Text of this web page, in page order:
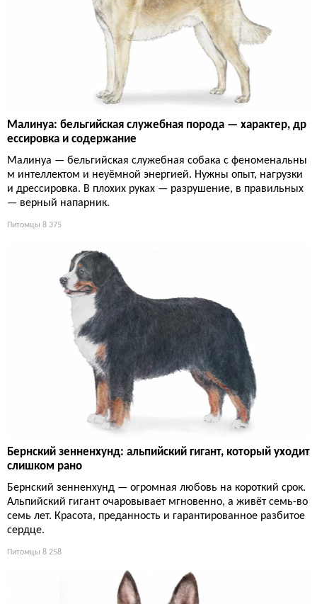
Малинуа: бельгийская служебная порода — характер, др
ессировка и содержание
Малинуа — бельгийская служебная собака с феноменальны
м интеллектом и неуёмной энергией. Нужны опыт, нагрузки
и дрессировка. В плохих руках — разрушение, в правильных
— верный напарник.
Питомцы 8 375
Бернский зенненхунд: альпийский гигант, который уходит
слишком рано
Бернский зенненхунд — огромная любовь на короткий срок.
Альпийский гигант очаровывает мгновенно, а живёт семь-во
семь лет. Красота, преданность и гарантированное разбитое
сердце.
Питомцы 8 258